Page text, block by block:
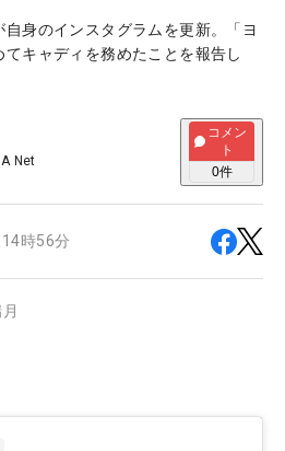
身のインスタグラムを更新。「ヨ
キャディを務めたことを報告し
Net
コメン
ト
0件
時56分